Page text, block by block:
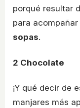
porqué resultar
para acompañar
sopas.
2 Chocolate
¡Y qué decir de
manjares más